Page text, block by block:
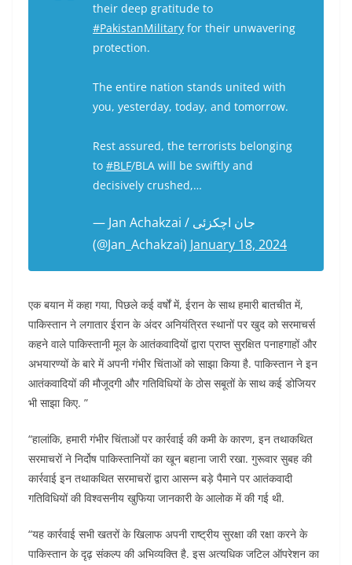
their deep gratitude to
#PakistanMilitary for their unwavering
protection.
The entire nation stands united with
you, yesterday, today, and tomorrow.
Rest assured, the terrorists belonging
to #BLF/BLA will be swiftly and
decisively crushed,…
— Jan Achakzai / جان اچکزئی
(@Jan_Achakzai) January 18, 2024
एक बयान में कहा गया, पिछले कई वर्षों में, ईरान के साथ हमारी बातचीत में,
पाकिस्तान ने लगातार ईरान के अंदर अनियंत्रित स्थानों पर खुद को सरमाचर्स
कहने वाले पाकिस्तानी मूल के आतंकवादियों द्वारा प्राप्त सुरक्षित पनाहगाहों और
अभयारण्यों के बारे में अपनी गंभीर चिंताओं को साझा किया है. पाकिस्तान ने इन
आतंकवादियों की मौजूदगी और गतिविधियों के ठोस सबूतों के साथ कई डोजियर
भी साझा किए. ”
“हालांकि, हमारी गंभीर चिंताओं पर कार्रवाई की कमी के कारण, इन तथाकथित
सरमाचरों ने निर्दोष पाकिस्तानियों का खून बहाना जारी रखा. गुरूवार सुबह की
कार्रवाई इन तथाकथित सरमाचरों द्वारा आसन्न बड़े पैमाने पर आतंकवादी
गतिविधियों की विश्वसनीय खुफिया जानकारी के आलोक में की गई थी.
“यह कार्रवाई सभी खतरों के खिलाफ अपनी राष्ट्रीय सुरक्षा की रक्षा करने के
पाकिस्तान के दृढ़ संकल्प की अभिव्यक्ति है. इस अत्यधिक जटिल ऑपरेशन का